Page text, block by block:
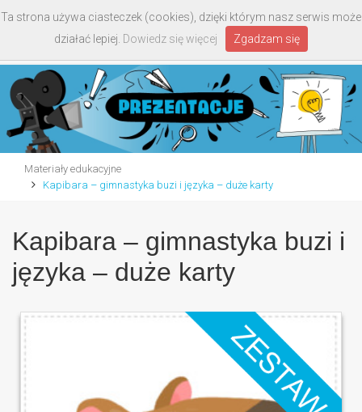
Materiały edukacyjne
Kapibara – gimnastyka buzi i języka – duże karty
Kapibara – gimnastyka buzi i
języka – duże karty
Ta strona używa ciasteczek (cookies), dzięki którym nasz serwis może
działać lepiej. Dowiedz się więcej Zgadzam się